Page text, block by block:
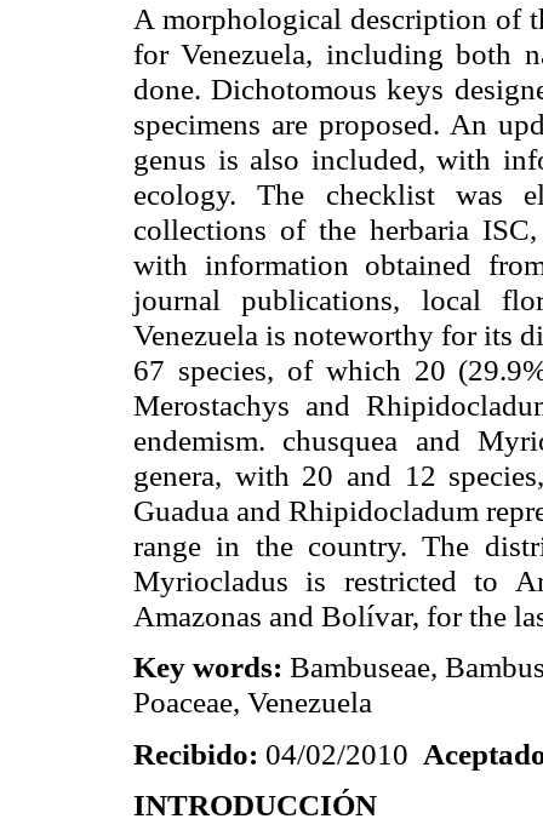
A morphological description of
for Venezuela, including both
done. Dichotomous keys
specimens are proposed. An
genus is also included, with
ecology. The checklist was
collections of the herbaria
with information obtained
journal publications, local
Venezuela is noteworthy for its
67 species, of which 20
Merostachys and
endemism. chusquea and
genera, with 20 and 12
Guadua and Rhipidocladum
range in the country. The
Myriocladus is restricted to
Amazonas and Bolívar, for the
Key words: Bambuseae,
Poaceae, Venezuela
Recibido: 04/02/2010
INTRODUCCIÓN